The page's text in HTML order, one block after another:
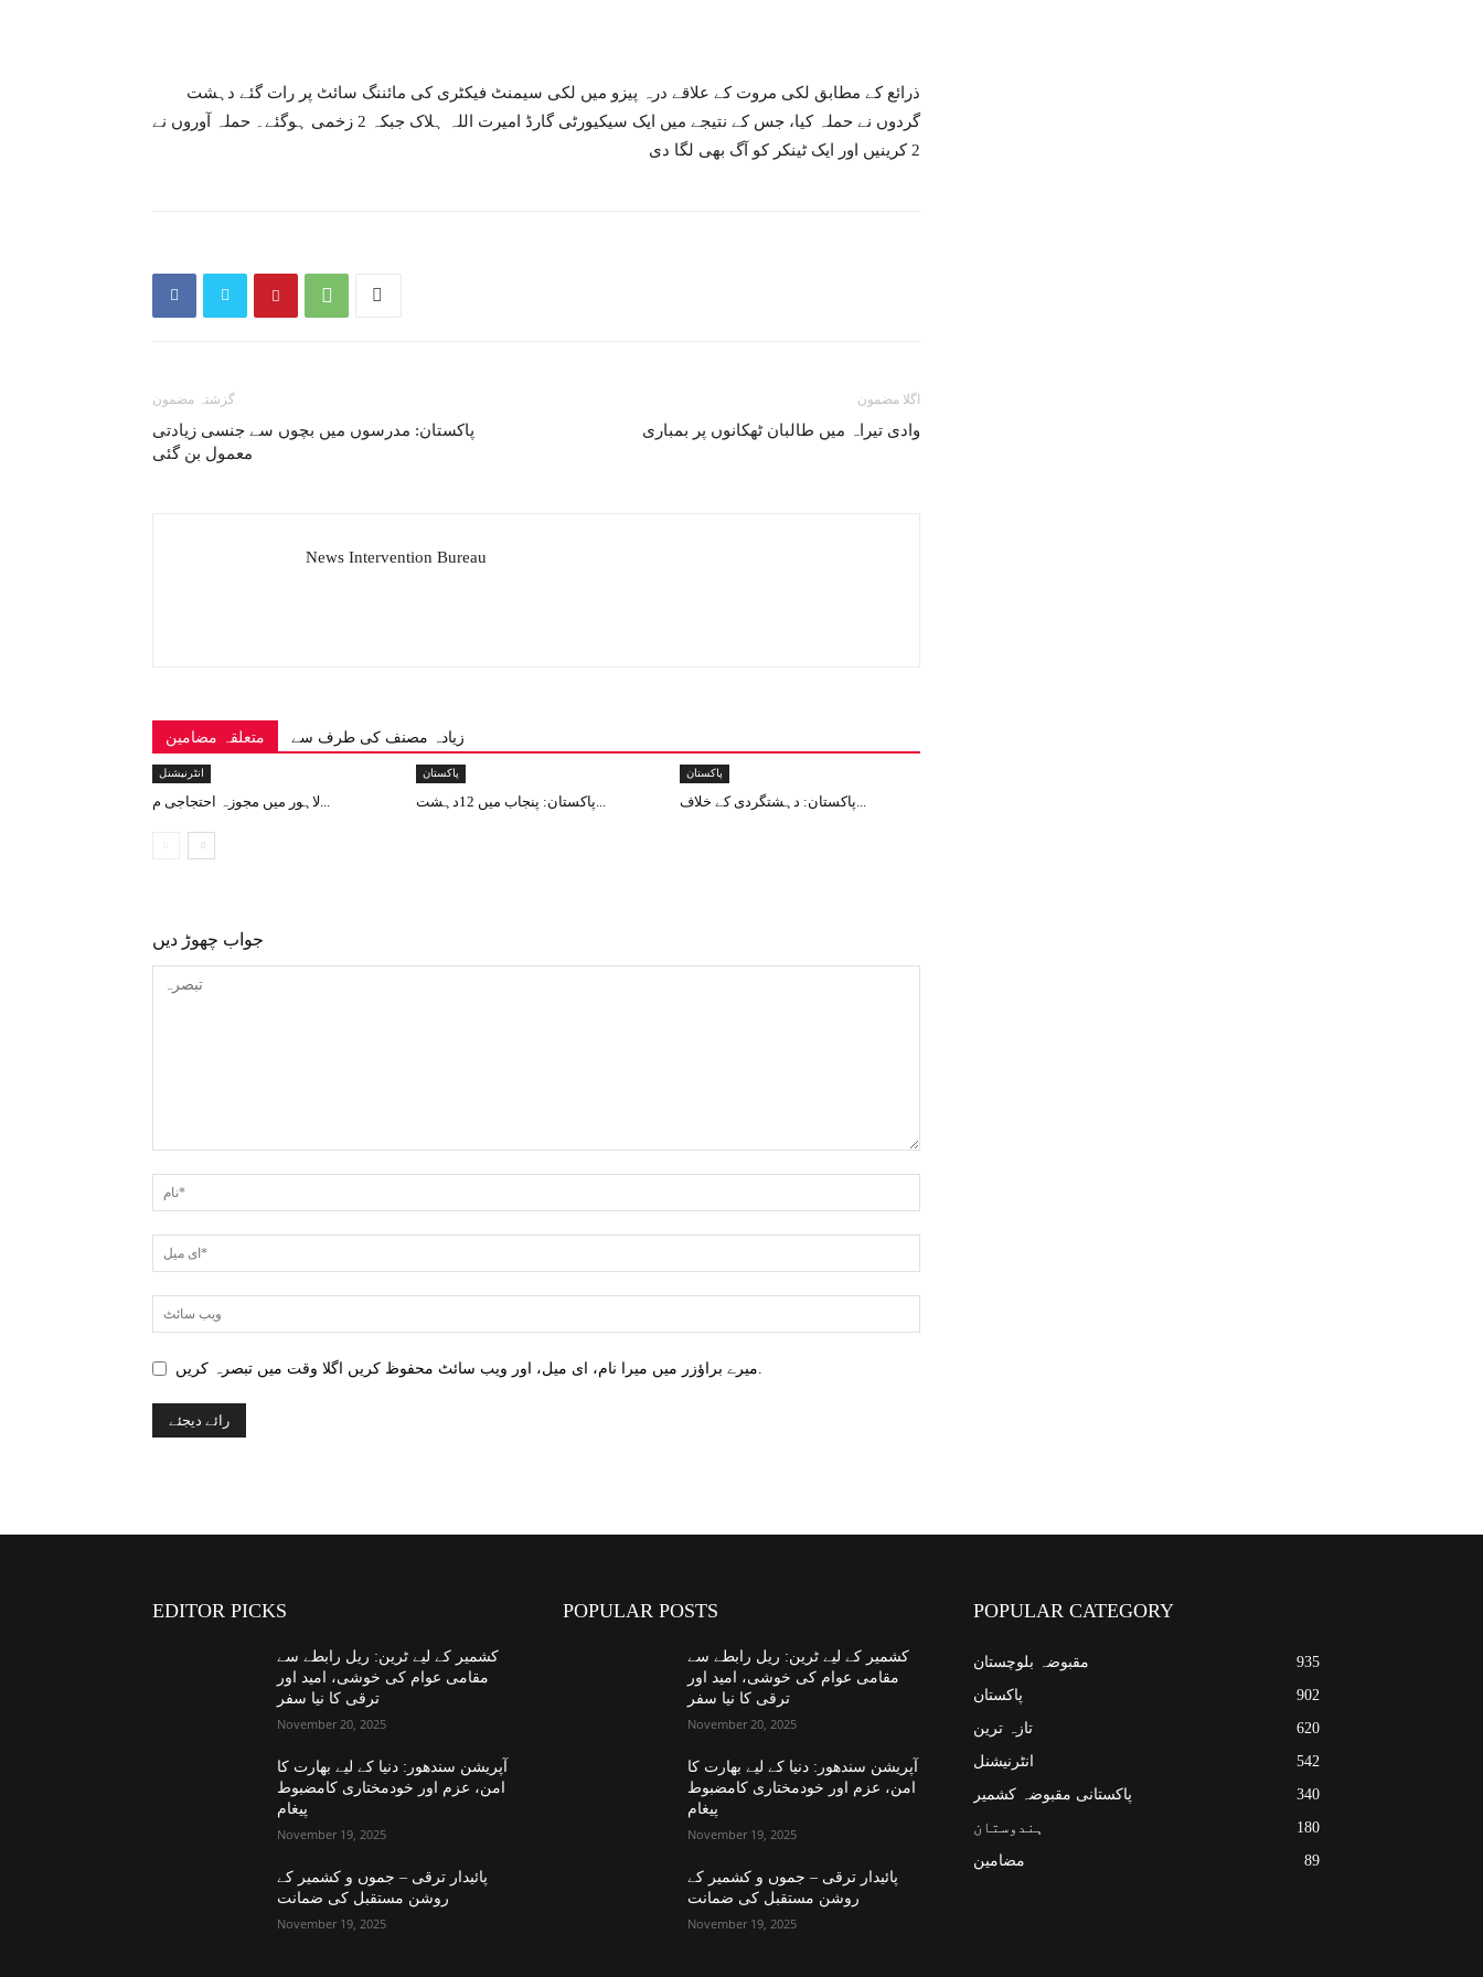
‏ذرائع کے مطابق لکی مروت کے علاقے درہ پیزو میں لکی سیمنٹ فیکٹری کی مائننگ سائٹ پر رات گئے دہشت
گردوں نے حملہ کیا، جس کے نتیجے میں ایک سیکیورٹی گارڈ امیرت اللہ ہلاک جبکہ 2 زخمی ہوگئے۔ حملہ آوروں نے
2 کرینیں اور ایک ٹینکر کو آگ بھی لگا دی
گزشتہ مضمون
پاکستان: مدرسوں میں بچوں سے جنسی زیادتی
معمول بن گئی
اگلا مضمون
وادی تیراہ میں طالبان ٹھکانوں پر بمباری
News Intervention Bureau
متعلقہ مضامین زیادہ مصنف کی طرف سے
انٹرنیشنل
لاہور میں مجوزہ احتجاجی م...
پاکستان
پاکستان: پنجاب میں 12دہشت...
پاکستان
پاکستان: دہشتگردی کے خلاف...
جواب چھوڑ دیں
میرے براؤزر میں میرا نام، ای میل، اور ویب سائٹ محفوظ کریں اگلا وقت میں تبصرہ کریں.
EDITOR PICKS
کشمیر کے لیے ٹرین: ریل رابطے سے
مقامی عوام کی خوشی، امید اور
ترقی کا نیا سفر
November 20, 2025
آپریشن سندھور: دنیا کے لیے بھارت کا
امن، عزم اور خودمختاری کامضبوط
پیغام
November 19, 2025
پائیدار ترقی – جموں و کشمیر کے
روشن مستقبل کی ضمانت
November 19, 2025
POPULAR POSTS
کشمیر کے لیے ٹرین: ریل رابطے سے
مقامی عوام کی خوشی، امید اور
ترقی کا نیا سفر
November 20, 2025
آپریشن سندھور: دنیا کے لیے بھارت کا
امن، عزم اور خودمختاری کامضبوط
پیغام
November 19, 2025
پائیدار ترقی – جموں و کشمیر کے
روشن مستقبل کی ضمانت
November 19, 2025
POPULAR CATEGORY
مقبوضہ بلوچستان
935
پاکستان
902
تازہ ترین
620
انٹرنیشنل
542
پاکستانی مقبوضہ کشمیر
340
ہندوستان
180
مضامین
89